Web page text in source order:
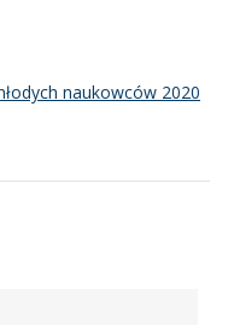
naukowców 2020